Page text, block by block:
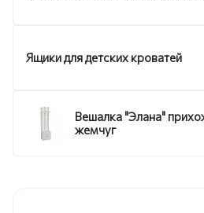
Ящики для детских кроватей
Вешалка "Элана"
жемчуг